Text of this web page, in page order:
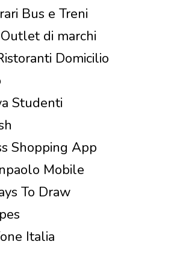
Bus e Treni
di marchi
Domicilio
Studenti
Shopping App
Mobile
To Draw
Italia